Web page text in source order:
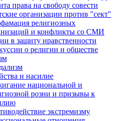
права на свободу совести
организации против "сект"
религиозных
и конфликты со СМИ
в защиту нравственности
о религии и обществе
и насилие
национальной и
розни и призывы к
экстремизму